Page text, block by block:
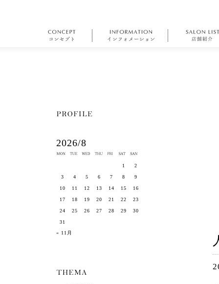
2026/8
« 11月
1 2
3 4 5 6 7 8 9
10 11 12 13 14 15 16
17 18 19 20 21 22 23
24 25 26 27 28 29 30
31